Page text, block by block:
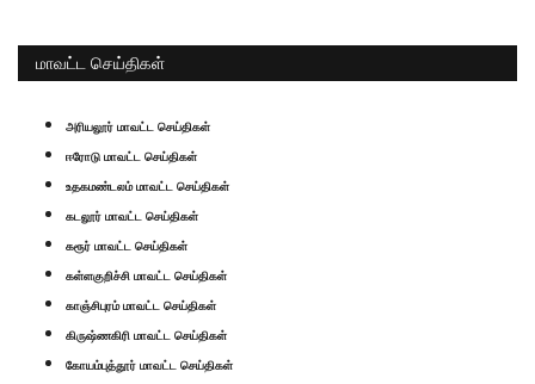
மாவட்ட செய்திகள்
அரியலூர் மாவட்ட செய்திகள்
ஈரோடு மாவட்ட செய்திகள்
உதகமண்டலம் மாவட்ட செய்திகள்
கடலூர் மாவட்ட செய்திகள்
கரூர் மாவட்ட செய்திகள்
கள்ளகுறிச்சி மாவட்ட செய்திகள்
காஞ்சிபுரம் மாவட்ட செய்திகள்
கிருஷ்ணகிரி மாவட்ட செய்திகள்
கோயம்புத்தூர் மாவட்ட செய்திகள்